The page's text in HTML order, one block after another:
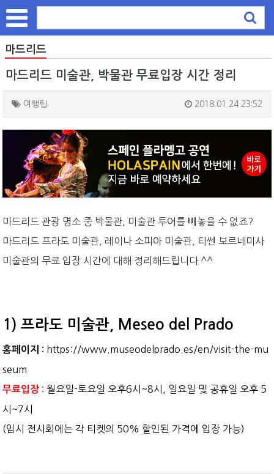
마드리드
마드리드 미술관, 박물관 무료입장 시간 정리
여행팁 2018.01.24 23:52
마드리드 관광 명소 중 박물관, 미술관 투어를 빼놓을 수 없죠?
마드리드 프라도 미술관, 레이나 소피아 미술관, 티쎈 보르네미사
미술관의 무료 입장 시간에 대해 정리해드립니다 ^^
1) 프라도 미술관, Meseo del Prado
홈페이지 : https://www.museodelprado.es/en/visit-the-mu
seum
무료입장 : 월요일-토요일 오후6시~8시, 일요일 및 공휴일 오후 5
시~7시
(임시 전시회에는 각 티켓의 50% 할인된 가격에 입장 가능)